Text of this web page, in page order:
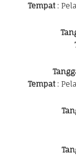
Tempat:
Tempat: